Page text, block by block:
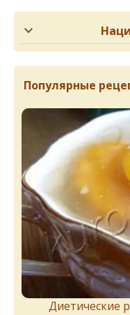
Популярные
Диетические